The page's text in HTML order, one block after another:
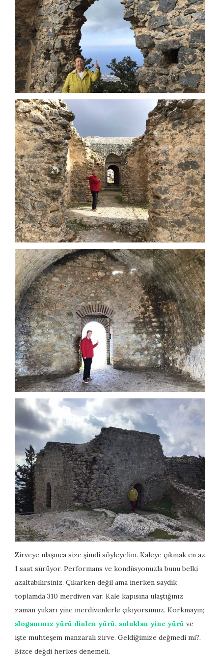
Zirveye ulaşınca size şimdi söyleyelim. Kaleye çıkmak en az
1 saat sürüyor. Performans ve kondüsyonuzla bunu belki
azaltabilirsiniz. Çıkarken değil ama inerken saydık
toplamda 310 merdiven var. Kale kapısına ulaştığınız
zaman yukarı yine merdivenlerle çıkıyorsunuz. Korkmayın;
sloganımız yürü dinlen yürü, soluklan yine yürü ve
işte muhteşem manzaralı zirve. Geldiğimize değmedi mi?.
Bizce değdi herkes denemeli.